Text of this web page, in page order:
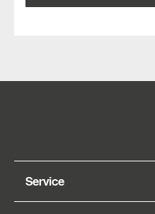
Service